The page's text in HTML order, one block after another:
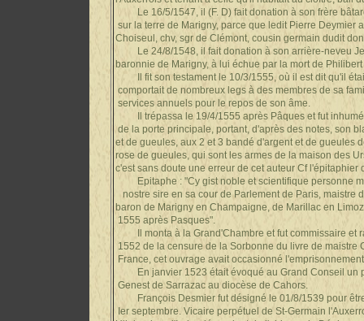
Le 16/5/1547, il (F. D) fait donation à son frère
sur la terre de Marigny, parce que ledit Pierre
Choiseul, chv, sgr de Clémont, cousin germain dudit
Le 24/8/1548, il fait donation à son arrière-neveu
baronnie de Marigny, à lui échue par la mort de
Il fit son testament le 10/3/1555, où il est dit qu'il
comportait de nombreux legs à des membres de sa
services annuels pour le repos de son âme.
Il trépassa le 19/4/1555 après Pâques et fut
de la porte principale, portant, d'après des notes,
et de gueules, aux 2 et 3 bandé d'argent et de
rose de gueules, qui sont les armes de la maison
c'est sans doute une erreur de cet auteur Cf l'épitaphier
Epitaphe : "Cy gist noble et scientifique personne
nostre sire en sa cour de Parlement de Paris,
baron de Marigny en Champaigne, de Marillac en
1555 après Pasques".
Il monta à la Grand'Chambre et fut commissaire et
1552 de la censure de la Sorbonne du livre de
France, cet ouvrage avait occasionné
En janvier 1523 était évoqué au Grand Conseil
Genest de Sarrazac au diocèse de Cahors.
François Desmier fut désigné le 01/8/1539 pour
Ier septembre. Vicaire perpétuel de St-Germain